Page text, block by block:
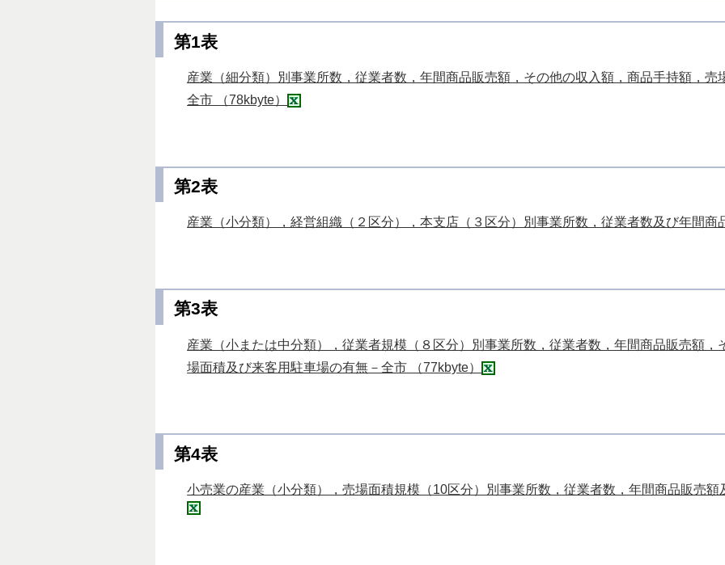
第1表
産業（細分類）別事業所数，従業者数，年間商品販売額，その他の収入額，商品手持額，売
全市 （78kbyte）
第2表
産業（小分類），経営組織（２区分），本支店（３区分）別事業所数，従業者数及び年間商
第3表
産業（小または中分類），従業者規模（８区分）別事業所数，従業者数，年間商品販売額，
場面積及び来客用駐車場の有無－全市 （77kbyte）
第4表
小売業の産業（小分類），売場面積規模（10区分）別事業所数，従業者数，年間商品販売